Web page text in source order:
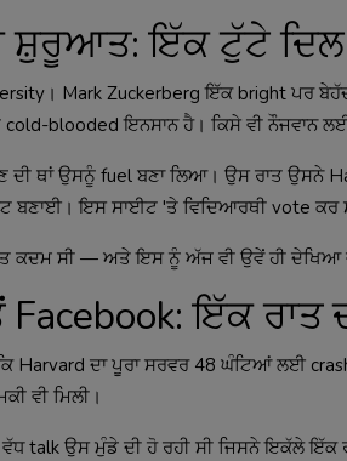
ਸ਼ੁਰੂਆਤ: ਇੱਕ ਟੁੱਟੇ ਦਿਲ
Mark Zuckerberg ਇੱਕ bright ਪਰ
blooded ਇਨਸਾਨ ਹੈ। ਕਿਸੇ ਵੀ ਨੌਜਵਾਨ
ਦੀ ਥਾਂ ਉਸਨੂੰ fuel ਬਣਾ ਲਿਆ। ਉਸ ਰਾਤ ਉਸਨੇ
ਬਣਾਈ। ਇਸ ਸਾਈਟ 'ਤੇ ਵਿਦਿਆਰਥੀ vote ਕਰ
ਸੀ — ਅਤੇ ਇਸ ਨੂੰ ਅੱਜ ਵੀ ਉਵੇਂ ਹੀ ਦੇਖਿਆ
Facebook: ਇੱਕ ਰਾਤ
Harvard ਦਾ ਪੂਰਾ ਸਰਵਰ 48 ਘੰਟਿਆਂ ਲਈ
ਵੀ ਮਿਲੀ।
talk ਉਸ ਮੁੰਡੇ ਦੀ ਹੋ ਰਹੀ ਸੀ ਜਿਸਨੇ ਇਕੱਲੇ